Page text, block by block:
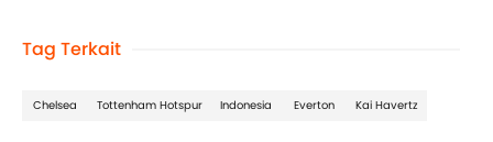
Tag Terkait
Chelsea Tottenham Hotspur Indonesia Everton Kai Havertz